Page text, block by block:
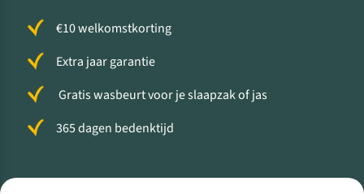
€10 welkomstkorting
Extra jaar garantie
Gratis wasbeurt voor je slaapzak of jas
365 dagen bedenktijd